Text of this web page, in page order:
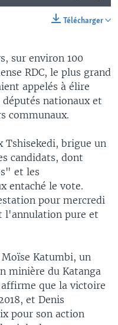
Télécharger
sur environ 100
RDC, le plus grand
appelés à élire
nationaux et
communaux.
Tshisekedi, brigue un
candidats, dont
et les
entaché le vote.
pour mercredi
l'annulation pure et
Katumbi, un
minière du Katanga
que la victoire
et Denis
pour son action